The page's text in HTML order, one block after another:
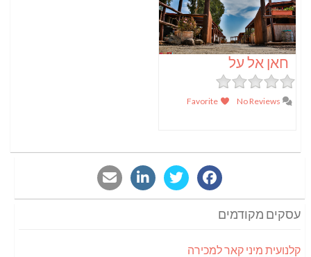
חאן אל על
עסקים מקודמים
קלנועית מיני קאר למכירה